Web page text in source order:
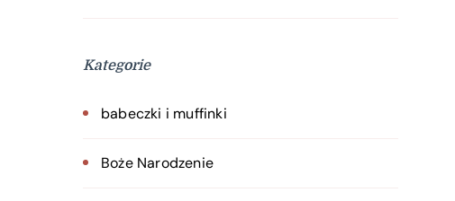
Kategorie
babeczki i muffinki
Boże Narodzenie